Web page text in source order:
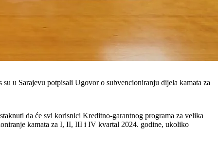
u Sarajevu potpisali Ugovor o subvencioniranju dijela kamata za
da će svi korisnici Kreditno-garantnog programa za velika
kamata za I, II, III i IV kvartal 2024. godine, ukoliko